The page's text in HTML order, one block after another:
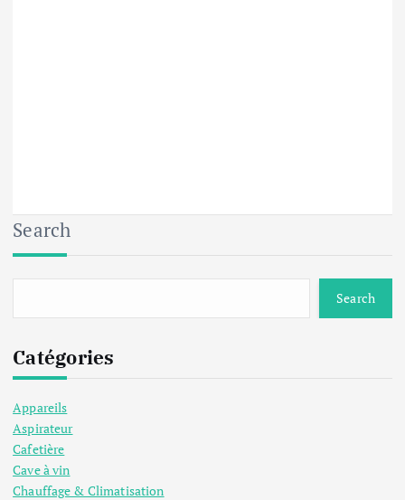
Search
Search
Catégories
Appareils
Aspirateur
Cafetière
Cave à vin
Chauffage & Climatisation